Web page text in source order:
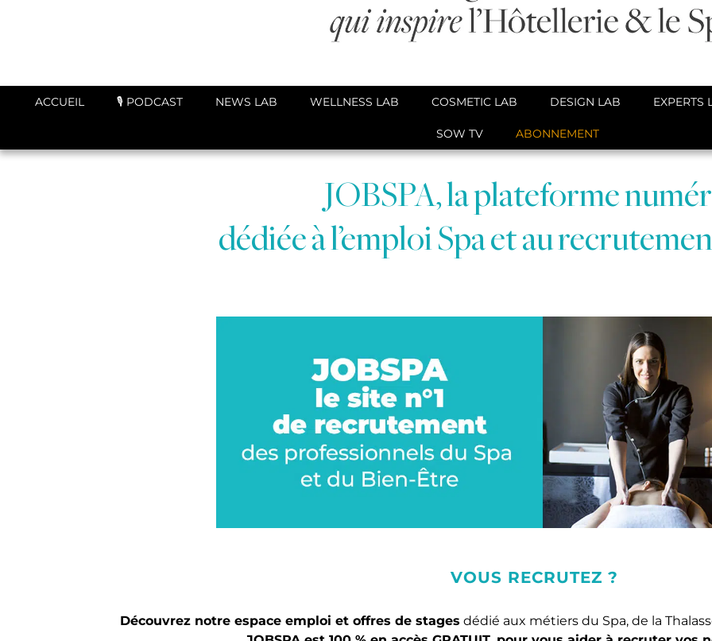
ACCUEIL 🎙️ PODCAST NEWS LAB WELLNESS LAB COSMETIC LAB DESIGN LAB EXPERTS
SOW TV ABONNEMENT
JOBSPA, la plateforme
dédiée à l’emploi Spa et au
VOUS RECRUTEZ ?
Découvrez notre espace emploi et offres de stages dédié aux métiers du Spa, de la